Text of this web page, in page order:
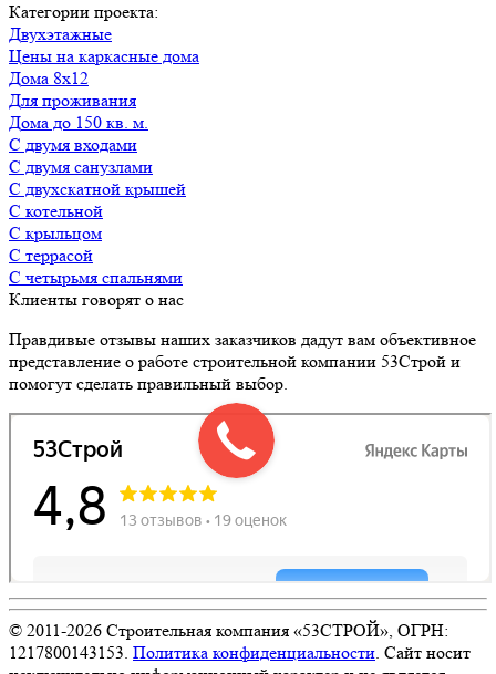
Категории проекта:
Двухэтажные
Цены на каркасные дома
Дома 8х12
для проживания
Дома до 150 кв. м.
с двумя входами
с двумя санузлами
с двухскатной крышей
с котельной
с крыльцом
с террасой
с четырьмя спальнями
Клиенты говорят о нас
Правдивые отзывы наших заказчиков дадут вам объективное
представление о работе строительной компании 53Строй и
помогут сделать правильный выбор.
© 2011-2026 Строительная компания «53СТРОЙ», ОГРН:
1217800143153. Политика конфиденциальности. Сайт носит